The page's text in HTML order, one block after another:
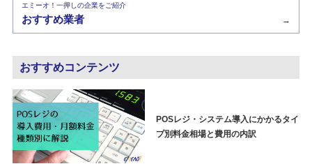
エミーオ！一押しの企業をご紹介
おすすめ業者 →
おすすめコンテンツ
POSレジ・システム導入にかかるタイ
プ別料金相場と費用の内訳